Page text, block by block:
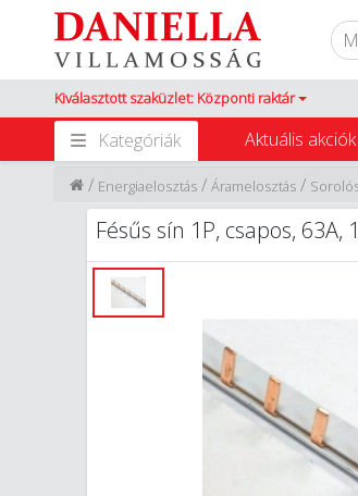
Kiválasztott szaküzlet: Központi raktár
Kategóriák Aktuális akciók
/
Áramelosztás
/
Energiaelosztás
/
Fésűs sín 1P, csapos, 63A,